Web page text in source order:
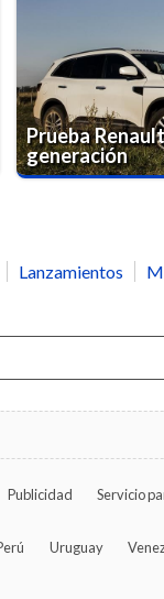
Prueba
generación
Lanzamientos
Publicidad Servicio
Uruguay